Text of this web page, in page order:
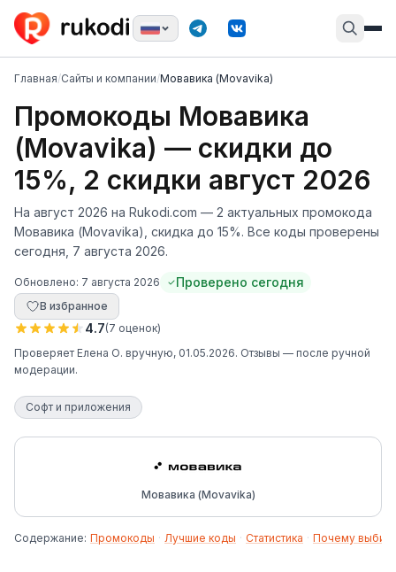
Главная/Сайты и компании/Мовавика (Movavika)
Промокоды Мовавика
(Movavika) — скидки до
15%, 2 скидки август 2026
На август 2026 на Rukodi.com — 2 актуальных промокода
Мовавика (Movavika), скидка до 15%. Все коды проверены
сегодня, 7 августа 2026.
Обновлено: 7 августа 2026 Проверено сегодня
В избранное
4.7(7 оценок)
Проверяет Елена О. вручную, 01.05.2026. Отзывы — после ручной
модерации.
Софт и приложения
Мовавика (Movavika)
Содержание: Промокоды · Лучшие коды · Статистика · Почему